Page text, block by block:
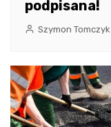
podpisana!
Szymon Tomczyk